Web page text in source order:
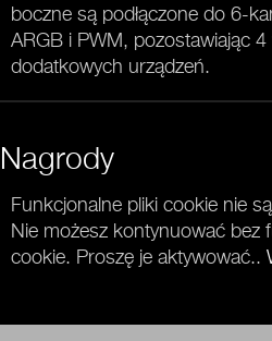
boczne są podłączone do 6-
ARGB i PWM, pozostawiając 4
dodatkowych urządzeń.
Nagrody
Funkcjonalne pliki cookie nie
Nie możesz kontynuować bez
cookie. Proszę je aktywować..